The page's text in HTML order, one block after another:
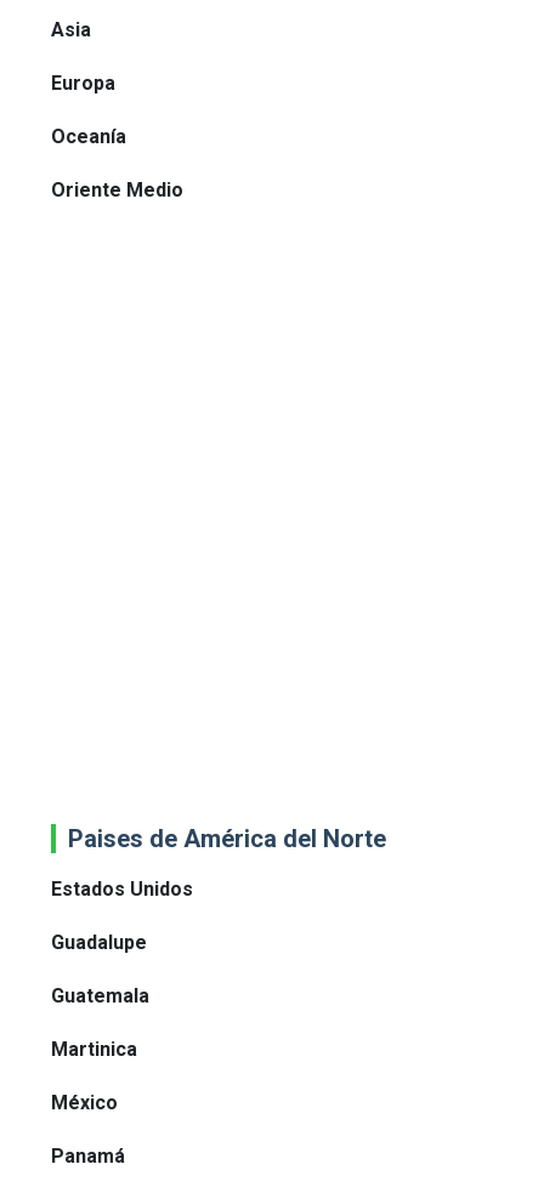
Asia
Europa
Oceanía
Oriente Medio
Paises de América del Norte
Estados Unidos
Guadalupe
Guatemala
Martinica
México
Panamá